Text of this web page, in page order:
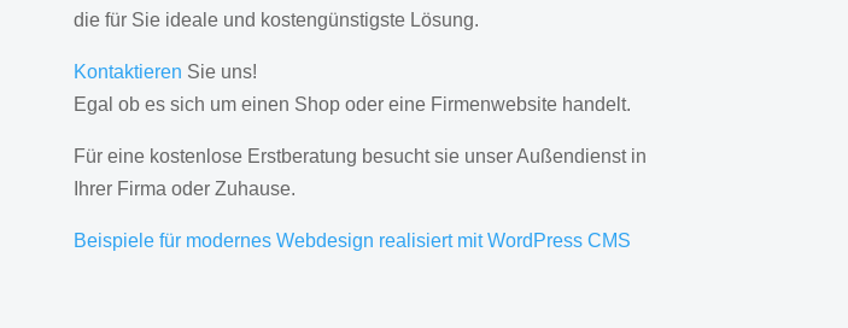
die für Sie ideale und kostengünstigste Lösung.
Kontaktieren Sie uns!
Egal ob es sich um einen Shop oder eine Firmenwebsite handelt.
Für eine kostenlose Erstberatung besucht sie unser Außendienst in
Ihrer Firma oder Zuhause.
Beispiele für modernes Webdesign realisiert mit WordPress CMS